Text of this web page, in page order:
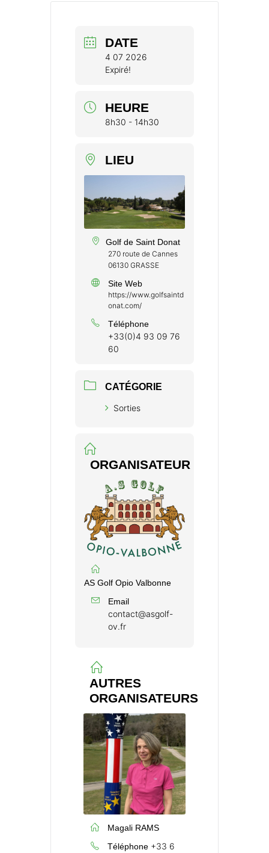
DATE
4 07 2026
Expiré!
HEURE
8h30 - 14h30
LIEU
Golf de Saint Donat
270 route de Cannes
06130 GRASSE
Site Web
https://www.golfsaintd
onat.com/
Téléphone
+33(0)4 93 09 76
60
CATÉGORIE
Sorties
ORGANISATEUR
AS Golf Opio Valbonne
Email
contact@asgolf-
ov.fr
AUTRES
ORGANISATEURS
Magali RAMS
Téléphone +33 6